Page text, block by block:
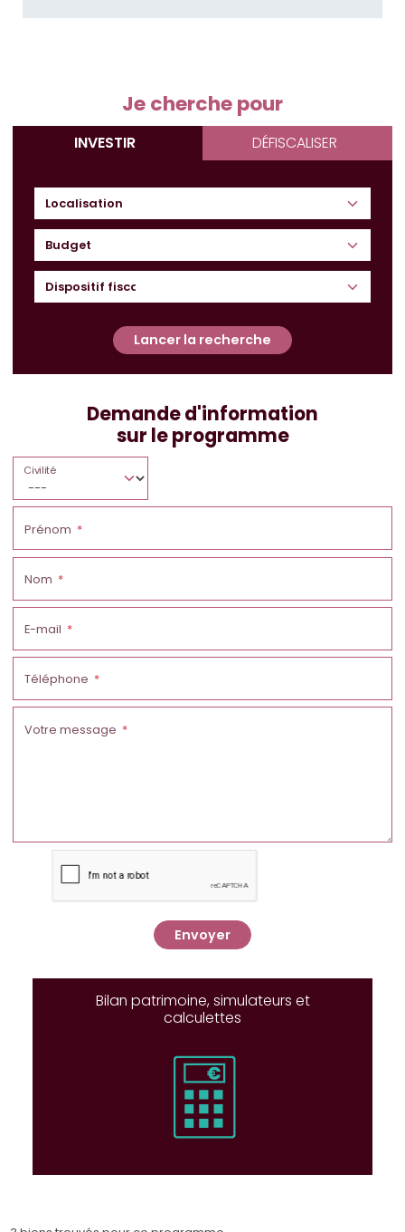
Je cherche pour
INVESTIR DÉFISCALISER
Budget
Lancer la recherche
Demande d'information
sur le programme
Civilité
Prénom
Nom
E-mail
Téléphone
Votre message
Envoyer
Bilan patrimoine, simulateurs et
calculettes